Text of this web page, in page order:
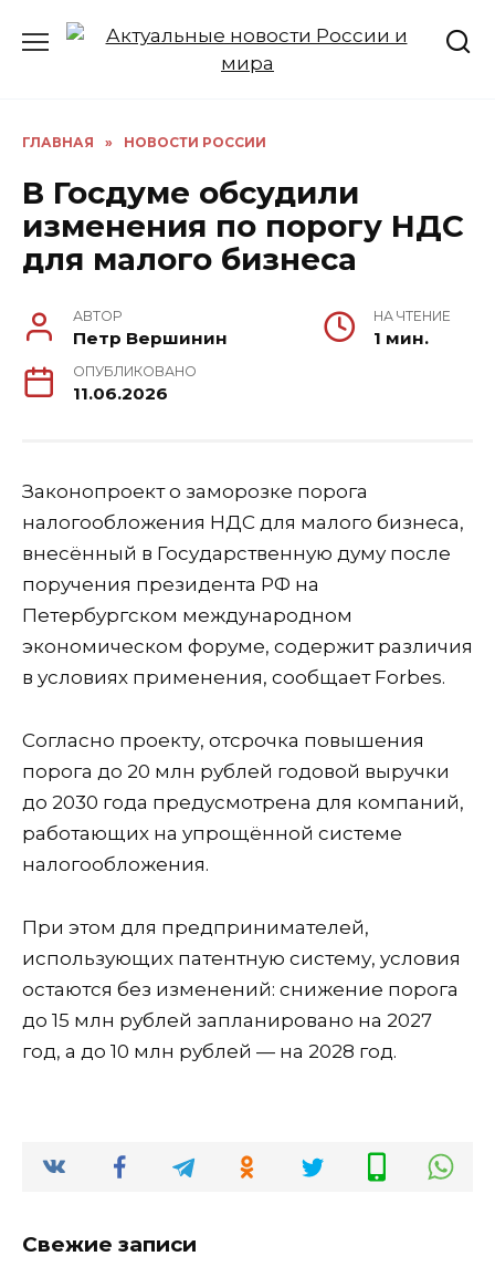
ГЛАВНАЯ » НОВОСТИ РОССИИ
В Госдуме обсудили
изменения по порогу НДС
для малого бизнеса
АВТОР
Петр Вершинин
НА ЧТЕНИЕ
1 мин.
ОПУБЛИКОВАНО
11.06.2026
Законопроект о заморозке порога
налогообложения НДС для малого бизнеса,
внесённый в Государственную думу после
поручения президента РФ на
Петербургском международном
экономическом форуме, содержит различия
в условиях применения, сообщает Forbes.
Согласно проекту, отсрочка повышения
порога до 20 млн рублей годовой выручки
до 2030 года предусмотрена для компаний,
работающих на упрощённой системе
налогообложения.
При этом для предпринимателей,
использующих патентную систему, условия
остаются без изменений: снижение порога
до 15 млн рублей запланировано на 2027
год, а до 10 млн рублей — на 2028 год.
Свежие записи